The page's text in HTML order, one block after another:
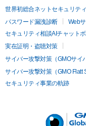
世界初総合ネットセキュリテ
パスワード漏洩診断
Web
セキュリティ相談AIチャットボ
実在証明・盗聴対策
サイバー攻撃対策（GMOサイ
サイバー攻撃対策（GMO Flatt
セキュリティ事業の軌跡